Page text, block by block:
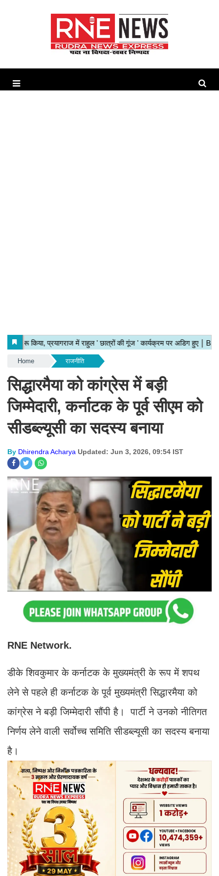
Home राजनीति
सिद्धारमैया को कांग्रेस में बड़ी
जिम्मेदारी, कर्नाटक के पूर्व सीएम को
सीडब्ल्यूसी का सदस्य बनाया
By Dhirendra Acharya Updated: Jun 3, 2026, 09:54 IST
RNE Network.
डीके शिवकुमार के कर्नाटक के मुख्यमंत्री के रूप में शपथ
लेने से पहले ही कर्नाटक के पूर्व मुख्यमंत्री सिद्धारमैया को
कांग्रेस ने बड़ी जिम्मेदारी सौंपी है। पार्टी ने उनको नीतिगत
निर्णय लेने वाली सर्वोच्च समिति सीडब्ल्यूसी का सदस्य बनाया
है।